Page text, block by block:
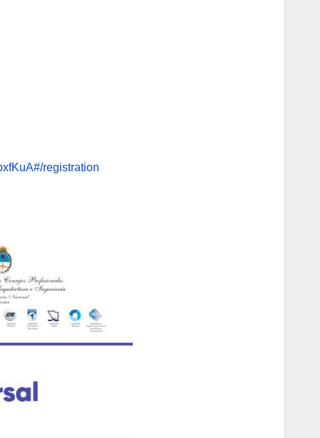
registration